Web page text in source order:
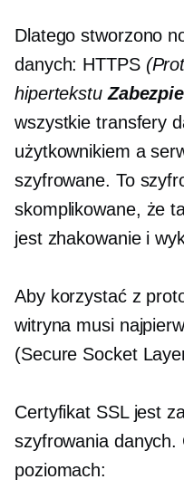
Dlatego stworzono
danych: HTTPS
hipertekstu
wszystkie transfery
użytkownikiem a
szyfrowane. To
skomplikowane, że
jest zhakowanie i
Aby korzystać z
witryna musi
(Secure Socket
Certyfikat SSL jest
szyfrowania danych.
poziomach: